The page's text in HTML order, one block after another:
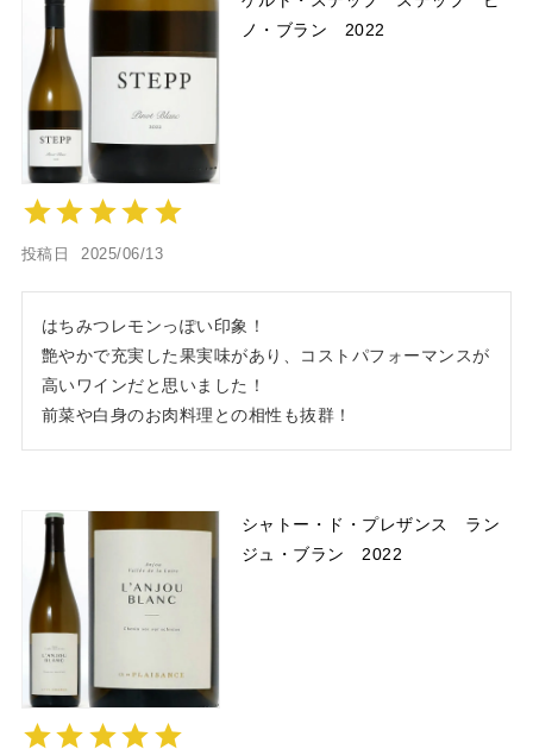
ノ・ブラン 2022
投稿日 2025/06/13
はちみつレモンっぽい印象！
艶やかで充実した果実味があり、コストパフォーマンスが
高いワインだと思いました！
前菜や白身のお肉料理との相性も抜群！
シャトー・ド・プレザンス ラン
ジュ・ブラン 2022